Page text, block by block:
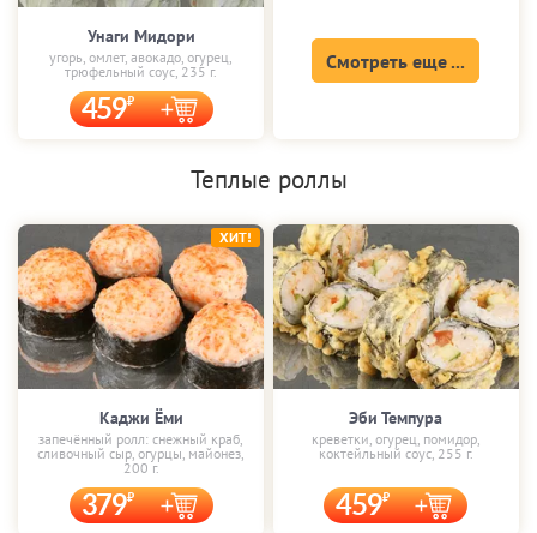
Унаги Мидори
угорь, омлет, авокадо, огурец,
трюфельный соус, 235 г.
459
Смотреть еще ...
Теплые роллы
Каджи Ёми
запечённый ролл: снежный краб,
сливочный сыр, огурцы, майонез,
200 г.
379
ХИТ!
Эби Темпура
креветки, огурец, помидор,
коктейльный соус, 255 г.
459